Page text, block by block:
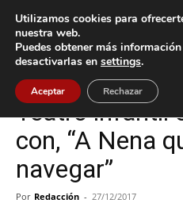
Inicio Cultura / Ocio
Cultura / Ocio Gondomar
Teatro infantil
con, “A Nena
navegar”
Por Redacción - 27/12/2017
Utilizamos cookies para
nuestra web.
Puedes obtener más
desactivarlas en settings.
Aceptar Rechazar